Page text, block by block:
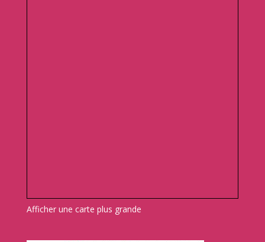
Afficher une carte plus grande